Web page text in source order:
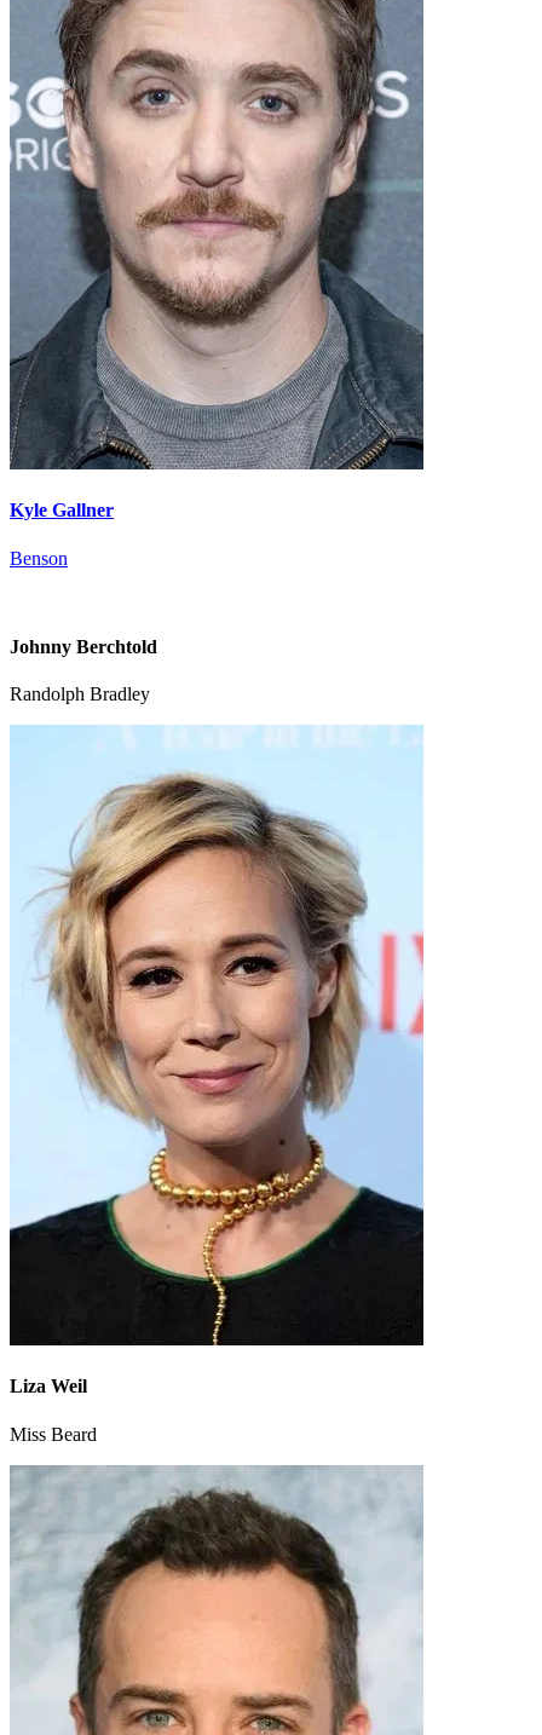
Kyle Gallner
Benson
Johnny Berchtold
Randolph Bradley
Liza Weil
Miss Beard